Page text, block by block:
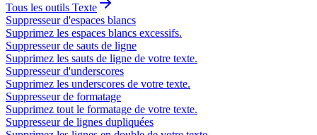
Tous les outils Texte
Suppresseur d'espaces blancs
Supprimez les espaces blancs excessifs.
Suppresseur de sauts de ligne
Supprimez les sauts de ligne de votre texte.
Suppresseur d'underscores
Supprimez les underscores de votre texte.
Suppresseur de formatage
Supprimez tout le formatage de votre texte.
Suppresseur de lignes dupliquées